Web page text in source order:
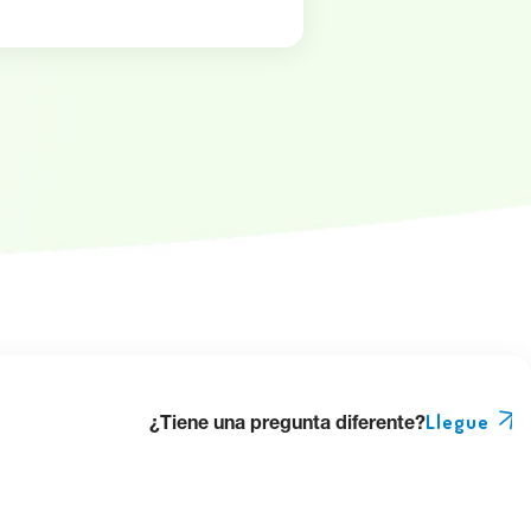
¿Tiene una pregunta diferente?Llegue